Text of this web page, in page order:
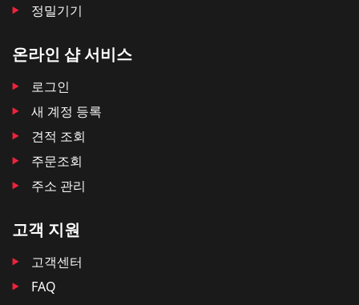
정밀기기
온라인 샵 서비스
로그인
새 계정 등록
견적 조회
주문조회
주소 관리
고객 지원
고객센터
FAQ